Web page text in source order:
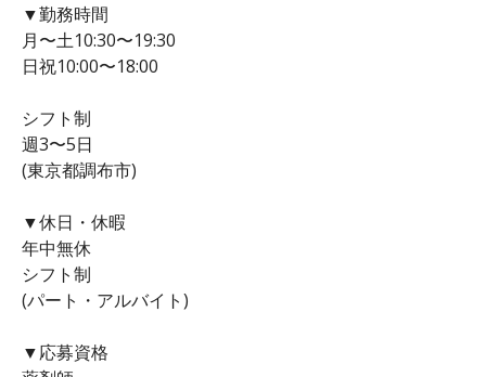
▼勤務時間
月〜土10:30〜19:30
日祝10:00〜18:00
シフト制
週3〜5日
(東京都調布市)
▼休日・休暇
年中無休
シフト制
(パート・アルバイト)
▼応募資格